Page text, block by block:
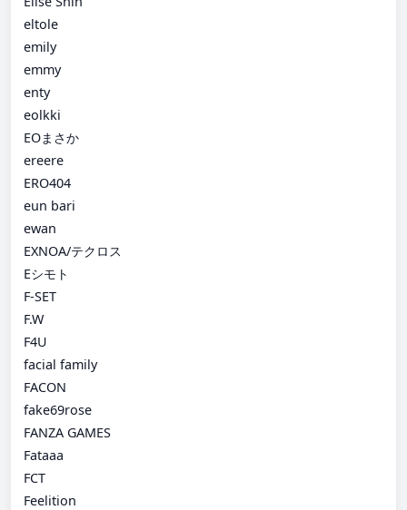
eltole
emily
emmy
enty
eolkki
EOまさか
ereere
ERO404
eun bari
ewan
EXNOA/テクロス
Eシモト
F-SET
F.W
F4U
facial family
FACON
fake69rose
FANZA GAMES
Fataaa
FCT
Feelition